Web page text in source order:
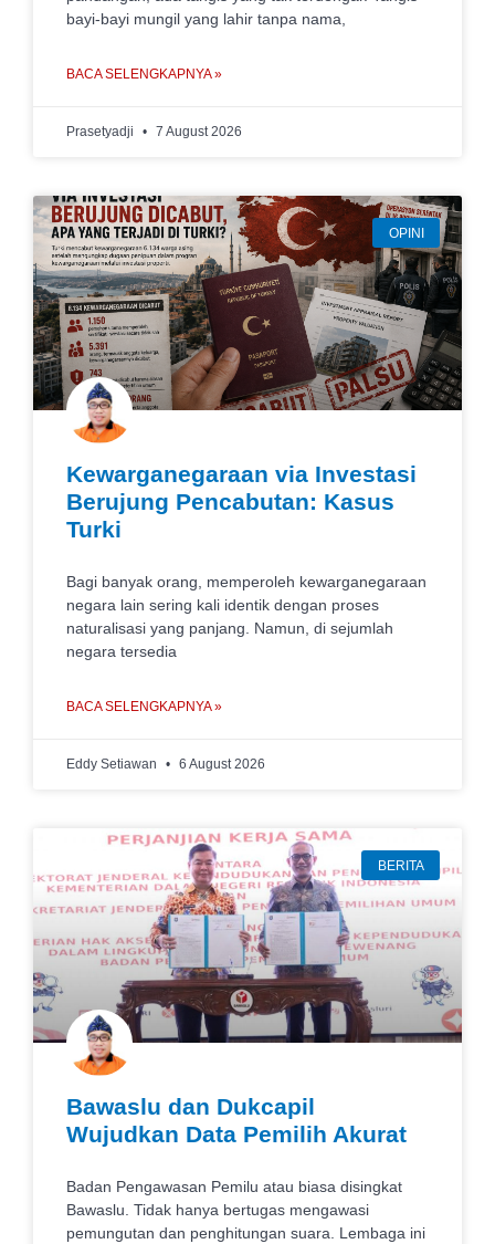
bayi-bayi mungil yang lahir tanpa nama,
BACA SELENGKAPNYA »
Prasetyadji 7 August 2026
OPINI
Kewarganegaraan via Investasi
Berujung Pencabutan: Kasus
Turki
Bagi banyak orang, memperoleh kewarganegaraan
negara lain sering kali identik dengan proses
naturalisasi yang panjang. Namun, di sejumlah
negara tersedia
BACA SELENGKAPNYA »
Eddy Setiawan 6 August 2026
BERITA
Bawaslu dan Dukcapil
Wujudkan Data Pemilih Akurat
Badan Pengawasan Pemilu atau biasa disingkat
Bawaslu. Tidak hanya bertugas mengawasi
pemungutan dan penghitungan suara. Lembaga ini